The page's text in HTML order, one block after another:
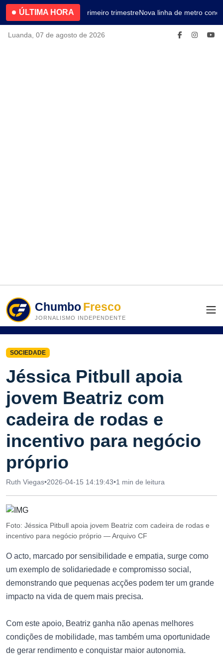
ÚLTIMA HORA4.2% no primeiro trimestreNova linha de metro
Luanda, 07 de agosto de 2026
ChumboFresco
JORNALISMO INDEPENDENTE
SOCIEDADE
Jéssica Pitbull apoia
jovem Beatriz com
cadeira de rodas e
incentivo para negócio
próprio
Ruth Viegas•2026-04-15 14:19:43•1 min de leitura
Foto: Jéssica Pitbull apoia jovem Beatriz com cadeira de rodas e
incentivo para negócio próprio — Arquivo CF
O acto, marcado por sensibilidade e empatia, surge como
um exemplo de solidariedade e compromisso social,
demonstrando que pequenas acções podem ter um grande
impacto na vida de quem mais precisa.
Com este apoio, Beatriz ganha não apenas melhores
condições de mobilidade, mas também uma oportunidade
de gerar rendimento e conquistar maior autonomia.